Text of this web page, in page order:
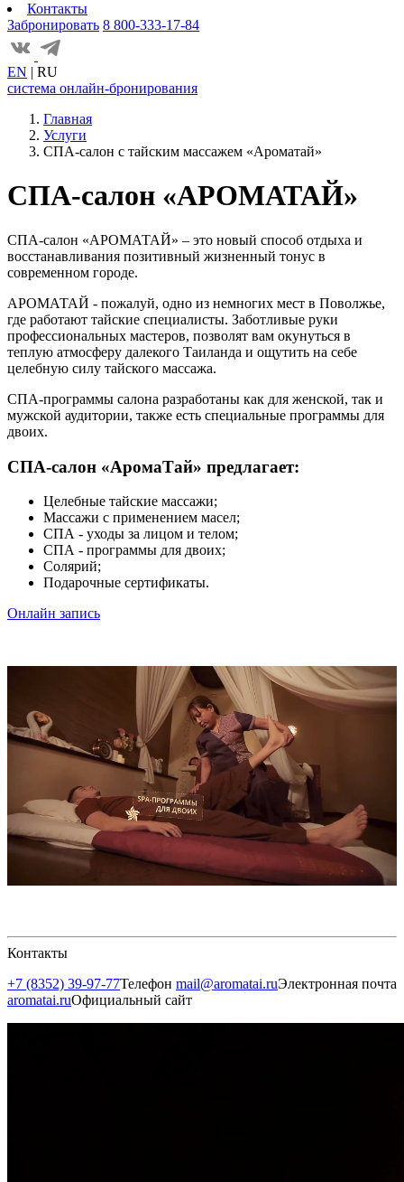
Контакты
Забронировать 8 800-333-17-84
EN | RU
система онлайн-бронирования
Главная
Услуги
СПА-салон с тайским массажем «Ароматай»
СПА-салон «АРОМАТАЙ»
СПА-салон «АРОМАТАЙ» – это новый способ отдыха и
восстанавливания позитивный жизненный тонус в
современном городе.
АРОМАТАЙ - пожалуй, одно из немногих мест в Поволжье,
где работают тайские специалисты. Заботливые руки
профессиональных мастеров, позволят вам окунуться в
теплую атмосферу далекого Таиланда и ощутить на себе
целебную силу тайского массажа.
СПА-программы салона разработаны как для женской, так и
мужской аудитории, также есть специальные программы для
двоих.
СПА-салон «АромаТай» предлагает:
Целебные тайские массажи;
Массажи с применением масел;
СПА - уходы за лицом и телом;
СПА - программы для двоих;
Солярий;
Подарочные сертификаты.
Онлайн запись
Контакты
+7 (8352) 39-97-77Телефон mail@aromatai.ruЭлектронная почта
aromatai.ruОфициальный сайт